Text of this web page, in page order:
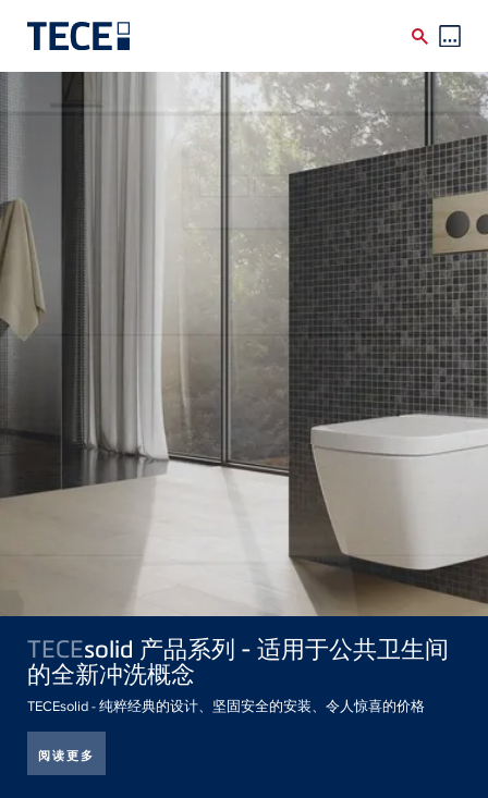
TECEsolid 产品系列 - 适用于公共卫生间
的全新冲洗概念
TECEsolid - 纯粹经典的设计、坚固安全的安装、令人惊喜的价格
阅读更多